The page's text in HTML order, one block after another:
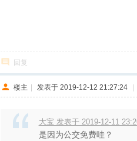
回复
楼主 | 发表于 2019-12-12 21:27:24 |
大宝 发表于 2019-12-11
是因为公交免费哇？